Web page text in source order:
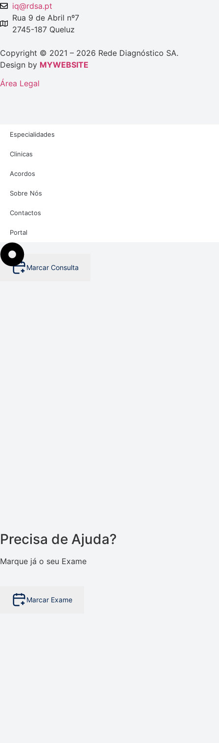
iq@rdsa.pt
Rua 9 de Abril nº7
2745-187 Queluz
Copyright © 2021 – 2026 Rede Diagnóstico SA.
Design by MYWEBSITE
Área Legal
Especialidades
Clinicas
Acordos
Sobre Nós
Contactos
Portal
Marcar Consulta
Precisa de Ajuda?
Marque já o seu Exame
Marcar Exame